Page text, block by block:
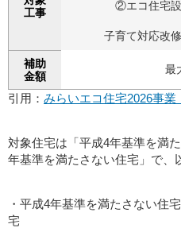
工事
②エコ住宅
子育て対応改
補助
金額
最
引用： みらいエコ住宅2026事
対象住宅は「平成4年基準を満
年基準を満たさない住宅」で、
・平成4年基準を満たさない住
宅